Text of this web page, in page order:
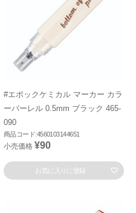
#エポックケミカル マーカー カラ
ーバーレル 0.5mm ブラック 465-
090
商品コード:4560103144651
小売価格 ¥90
お気に入りに登録